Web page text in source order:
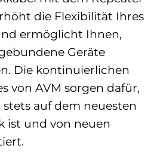
die Flexibilität Ihres
ermöglicht Ihnen,
Geräte
Die kontinuierlichen
von AVM sorgen dafür,
stets auf dem neuesten
ist und von neuen